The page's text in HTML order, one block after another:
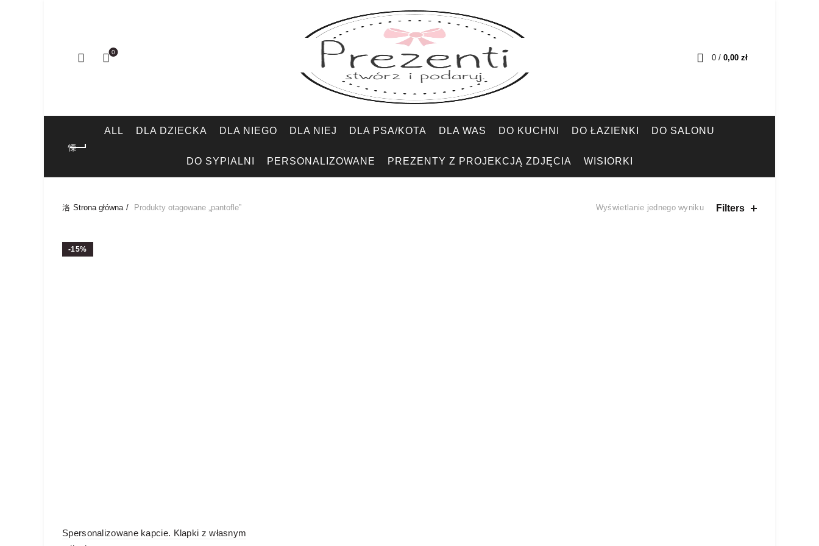
0
0 / 0,00 zł
ALL DLA DZIECKA DLA NIEGO DLA NIEJ DLA PSA/KOTA DLA WAS DO KUCHNI DO ŁAZIENKI DO SALONU
DO SYPIALNI PERSONALIZOWANE PREZENTY Z PROJEKCJĄ ZDJĘCIA WISIORKI
Strona główna Produkty otagowane „pantofle” Wyświetlanie jednego wyniku Filters
-15%
Spersonalizowane kapcie. Klapki z własnym